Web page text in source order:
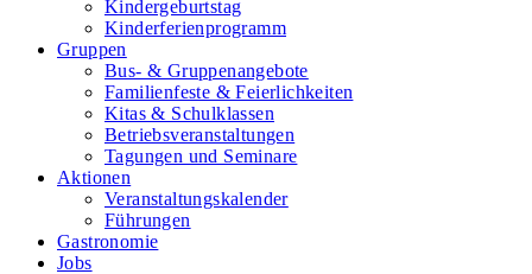
Kindergeburtstag
Kinderferienprogramm
Gruppen
Bus- & Gruppenangebote
Familienfeste & Feierlichkeiten
Kitas & Schulklassen
Betriebsveranstaltungen
Tagungen und Seminare
Aktionen
Veranstaltungskalender
Führungen
Gastronomie
Jobs